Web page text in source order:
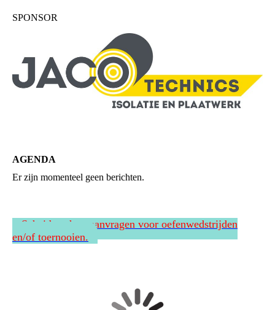
SPONSOR
AGENDA
Er zijn momenteel geen berichten.
Scheidsrechter aanvragen voor oefenwedstrijden
en/of toernooien.